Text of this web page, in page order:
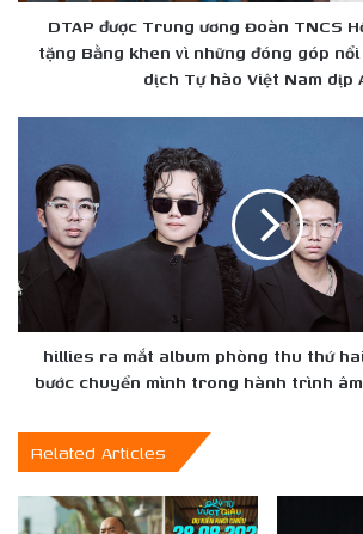
tặng
đóng
góp
bật
trong
Chiến
dịch
hào
dịp
A80
DTAP được Trung ương Đoàn TNCS
tặng Bằng khen vì những đóng góp
dịch Tự hào Việt Nam dịp
mắt
album
phòng
thu
thứ
hai
“KIM”
đánh
dấu
chuyển
mình
trình
hillies ra mắt album phòng thu thứ hai
bước chuyển mình trong hành trình
Related Articles